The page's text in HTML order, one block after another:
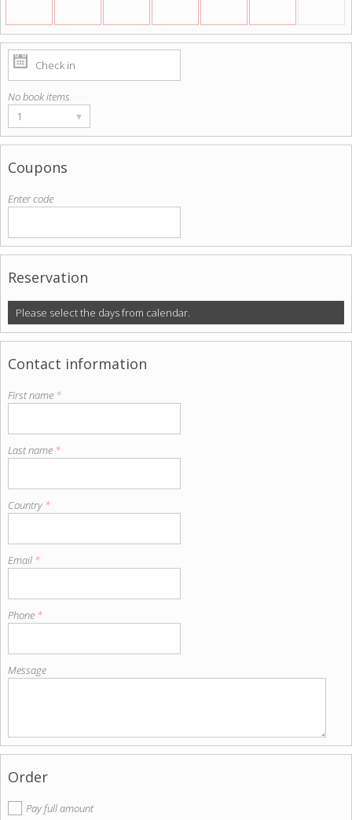
No book items
1
▾
Coupons
Enter code
Reservation
Please select the days from calendar.
Contact information
First name *
Last name *
Country *
Email *
Phone *
Message
Order
Pay full amount